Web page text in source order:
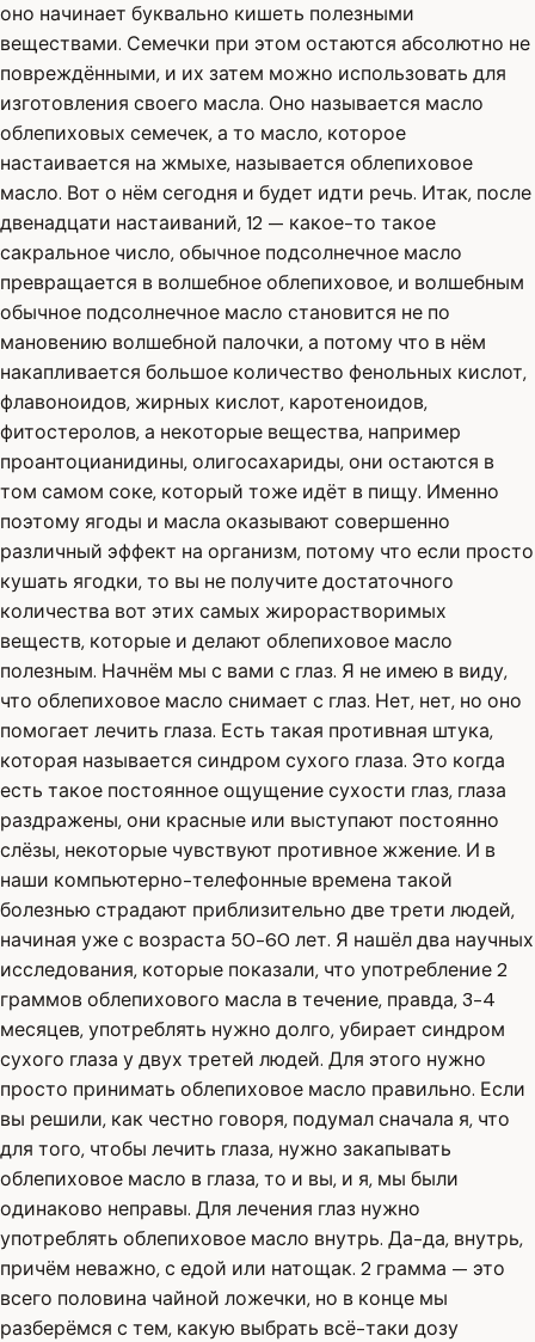
оно начинает буквально кишеть полезными
веществами. Семечки при этом остаются абсолютно не
повреждёнными, и их затем можно использовать для
изготовления своего масла. Оно называется масло
облепиховых семечек, а то масло, которое
настаивается на жмыхе, называется облепиховое
масло. Вот о нём сегодня и будет идти речь. Итак, после
двенадцати настаиваний, 12 — какое-то такое
сакральное число, обычное подсолнечное масло
превращается в волшебное облепиховое, и волшебным
обычное подсолнечное масло становится не по
мановению волшебной палочки, а потому что в нём
накапливается большое количество фенольных кислот,
флавоноидов, жирных кислот, каротеноидов,
фитостеролов, а некоторые вещества, например
проантоцианидины, олигосахариды, они остаются в
том самом соке, который тоже идёт в пищу. Именно
поэтому ягоды и масла оказывают совершенно
различный эффект на организм, потому что если просто
кушать ягодки, то вы не получите достаточного
количества вот этих самых жирорастворимых
веществ, которые и делают облепиховое масло
полезным. Начнём мы с вами с глаз. Я не имею в виду,
что облепиховое масло снимает с глаз. Нет, нет, но оно
помогает лечить глаза. Есть такая противная штука,
которая называется синдром сухого глаза. Это когда
есть такое постоянное ощущение сухости глаз, глаза
раздражены, они красные или выступают постоянно
слёзы, некоторые чувствуют противное жжение. И в
наши компьютерно-телефонные времена такой
болезнью страдают приблизительно две трети людей,
начиная уже с возраста 50-60 лет. Я нашёл два научных
исследования, которые показали, что употребление 2
граммов облепихового масла в течение, правда, 3-4
месяцев, употреблять нужно долго, убирает синдром
сухого глаза у двух третей людей. Для этого нужно
просто принимать облепиховое масло правильно. Если
вы решили, как честно говоря, подумал сначала я, что
для того, чтобы лечить глаза, нужно закапывать
облепиховое масло в глаза, то и вы, и я, мы были
одинаково неправы. Для лечения глаз нужно
употреблять облепиховое масло внутрь. Да-да, внутрь,
причём неважно, с едой или натощак. 2 грамма — это
всего половина чайной ложечки, но в конце мы
разберёмся с тем, какую выбрать всё-таки дозу